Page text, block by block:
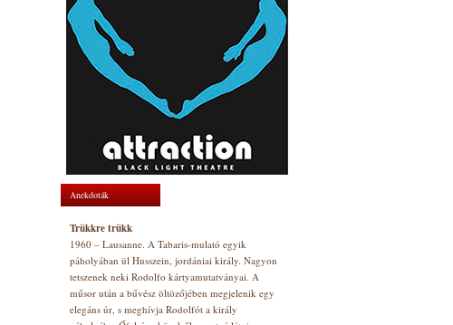
Anekdoták
Trükkre trükk
1960 – Lausanne. A Tabaris-mulató egyik
páholyában ül Husszein, jordániai király. Nagyon
tetszenek neki Rodolfo kártyamutatványai. A
műsor után a bűvész öltözőjében megjelenik egy
elegáns úr, s meghívja Rodolfót a király